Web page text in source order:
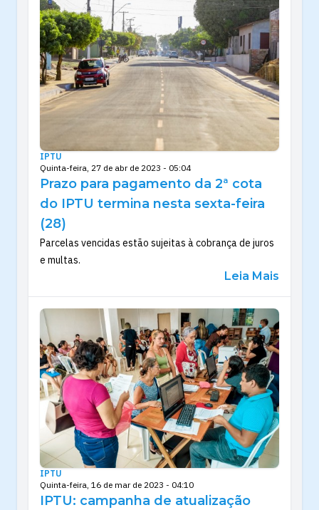
IPTU
Quinta-feira, 27 de abr de 2023 - 05:04
Prazo para pagamento da 2ª cota
do IPTU termina nesta sexta-feira
(28)
Parcelas vencidas estão sujeitas à cobrança de juros
e multas.
Leia Mais
IPTU
Quinta-feira, 16 de mar de 2023 - 04:10
IPTU: campanha de atualização